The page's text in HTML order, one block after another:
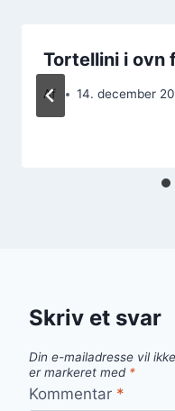
Tortellini i ovn
Af 14. december
Skriv et svar
Din e-mailadresse vil
er markeret med *
Kommentar *